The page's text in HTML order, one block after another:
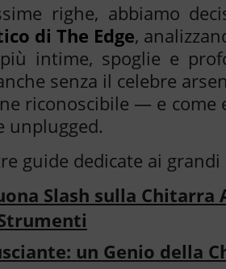
righe, abbiamo
di The Edge,
intime, spoglie e
senza il celebre
riconoscibile — e come
unplugged.
guide dedicate ai
Slash sulla Chitarra
un Genio della